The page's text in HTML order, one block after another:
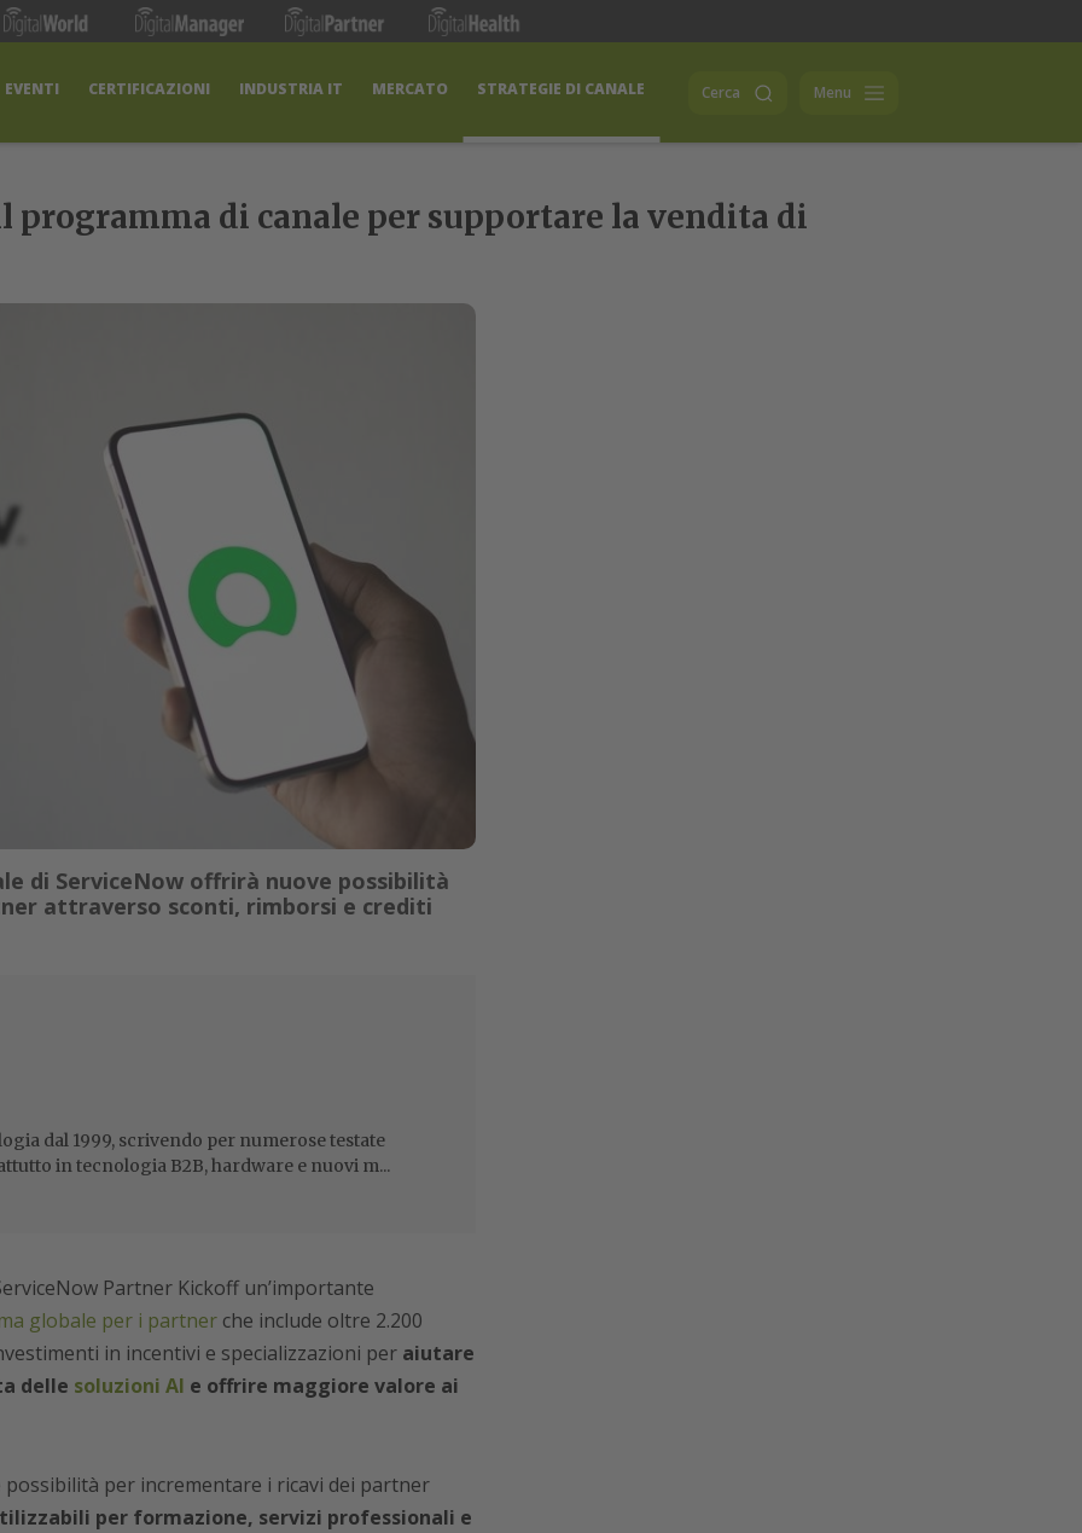
EVENTI CERTIFICAZIONI INDUSTRIA IT MERCATO STRATEGIE DI CANALE Cerca Menu
programma di canale per supportare la vendita di
di ServiceNow offrirà nuove possibilità
attraverso sconti, rimborsi e crediti
dal 1999, scrivendo per numerose testate
in tecnologia B2B, hardware e nuovi m...
Partner Kickoff un’importante
globale per i partner che include oltre 2.200
in incentivi e specializzazioni per aiutare
delle soluzioni AI e offrire maggiore valore ai
per incrementare i ricavi dei partner
per formazione, servizi professionali e